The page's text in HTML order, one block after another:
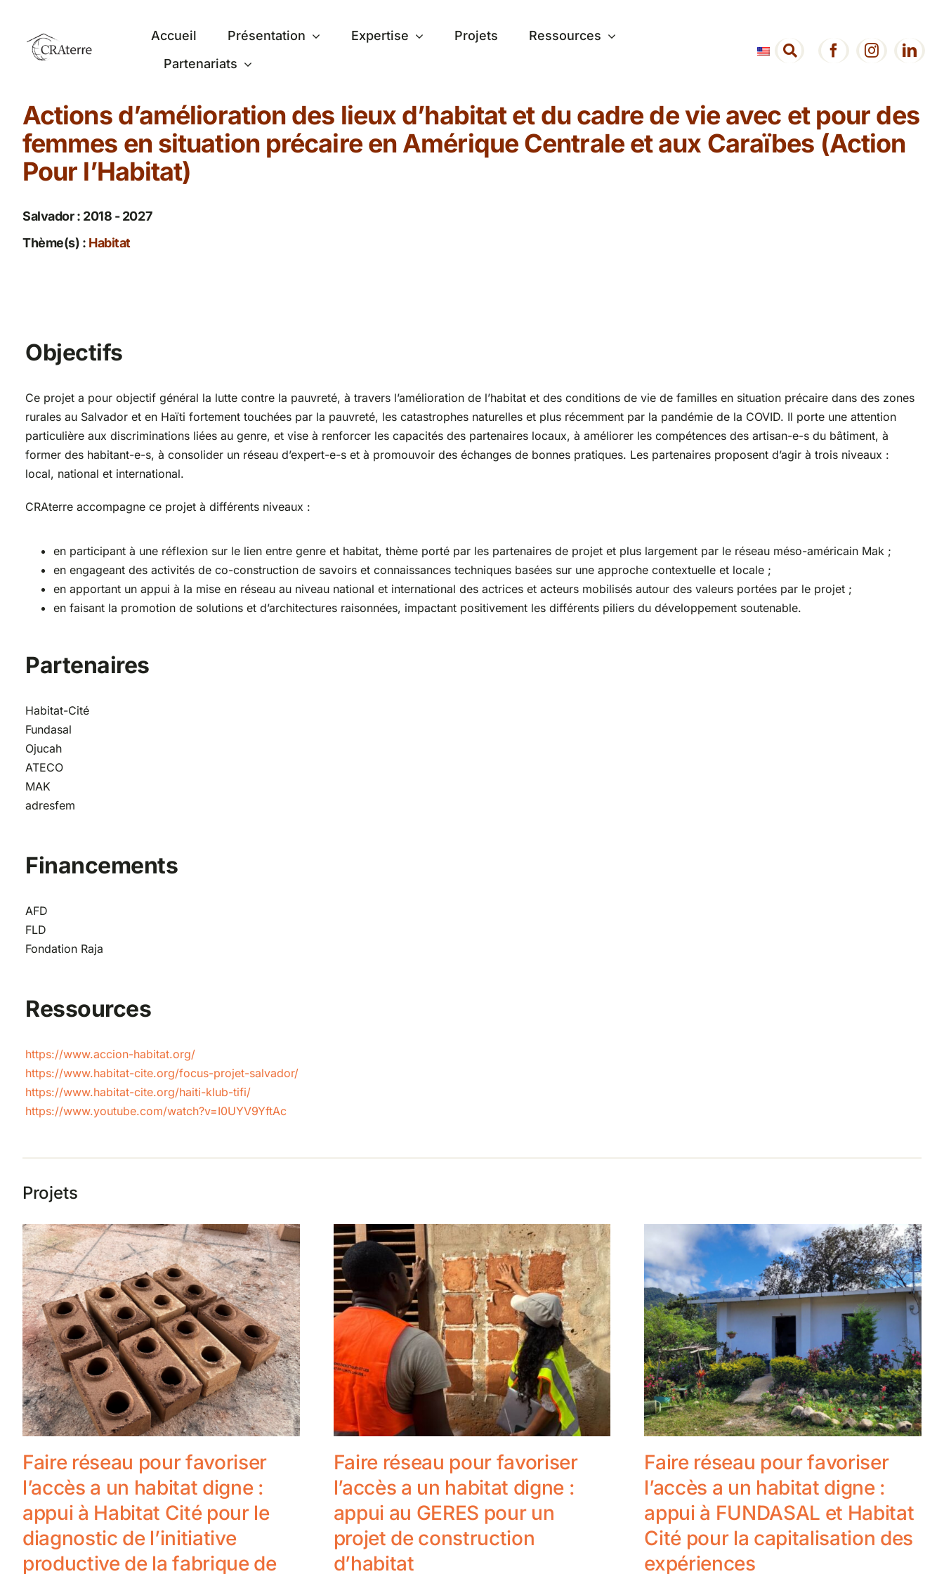
contenu
Accueil Présentation Expertise Projets
Ressources
Partenariats
Actions d’amélioration des lieux d’habitat et du cadre de vie avec et pour des
femmes en situation précaire en Amérique Centrale et aux Caraïbes (Action
Pour l’Habitat)
Salvador : 2018 - 2027
Thème(s) : Habitat
Objectifs
Ce projet a pour objectif général la lutte contre la pauvreté, à travers l’amélioration de l’habitat et des conditions de vie de familles en situation précaire dans des zones
rurales au Salvador et en Haïti fortement touchées par la pauvreté, les catastrophes naturelles et plus récemment par la pandémie de la COVID. Il porte une attention
particulière aux discriminations liées au genre, et vise à renforcer les capacités des partenaires locaux, à améliorer les compétences des artisan-e-s du bâtiment, à
former des habitant-e-s, à consolider un réseau d’expert-e-s et à promouvoir des échanges de bonnes pratiques. Les partenaires proposent d’agir à trois niveaux :
local, national et international.
CRAterre accompagne ce projet à différents niveaux :
en participant à une réflexion sur le lien entre genre et habitat, thème porté par les partenaires de projet et plus largement par le réseau méso-américain Mak ;
en engageant des activités de co-construction de savoirs et connaissances techniques basées sur une approche contextuelle et locale ;
en apportant un appui à la mise en réseau au niveau national et international des actrices et acteurs mobilisés autour des valeurs portées par le projet ;
en faisant la promotion de solutions et d’architectures raisonnées, impactant positivement les différents piliers du développement soutenable.
Partenaires
Habitat-Cité
Fundasal
Ojucah
ATECO
MAK
adresfem
Financements
AFD
FLD
Fondation Raja
Ressources
https://www.accion-habitat.org/
https://www.habitat-cite.org/focus-projet-salvador/
https://www.habitat-cite.org/haiti-klub-tifi/
https://www.youtube.com/watch?v=I0UYV9YftAc
Projets
Faire réseau pour favoriser
l’accès a un habitat digne :
appui à Habitat Cité pour le
diagnostic de l’initiative
productive de la fabrique de
Faire réseau pour favoriser
l’accès a un habitat digne :
appui au GERES pour un
projet de construction
d’habitat
Faire réseau pour favoriser
l’accès a un habitat digne :
appui à FUNDASAL et Habitat
Cité pour la capitalisation des
expériences